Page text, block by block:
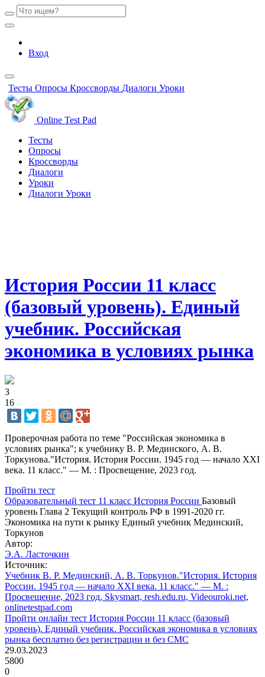
Вход
Тесты Опросы Кроссворды Диалоги Уроки
Online Test Pad
Тесты
Опросы
Кроссворды
Диалоги
Уроки
Диалоги Уроки
История России 11 класс
(базовый уровень). Единый
учебник. Российская
экономика в условиях рынка
3
16
Проверочная работа по теме "Российская экономика в
условиях рынка"; к учебнику В. Р. Мединского, А. В.
Торкунова."История. История России. 1945 год — начало XXI
века. 11 класс." — М. : Просвещение, 2023 год.
Пройти тест
Образовательный тест 11 класс История России Базовый
уровень Глава 2 Текущий контроль РФ в 1991-2020 гг.
Экономика на пути к рынку Единый учебник Мединский,
Торкунов
Автор:
Э.А. Ласточкин
Источник:
Учебник В. Р. Мединский, А. В. Торкунов."История. История
России. 1945 год — начало XXI века. 11 класс." — М. :
Просвещение, 2023 год, Skysmart, resh.edu.ru, Videouroki.net,
onlinetestpad.com
Пройти онлайн тест История России 11 класс (базовый
уровень). Единый учебник. Российская экономика в условиях
рынка бесплатно без регистрации и без СМС
29.03.2023
5800
0